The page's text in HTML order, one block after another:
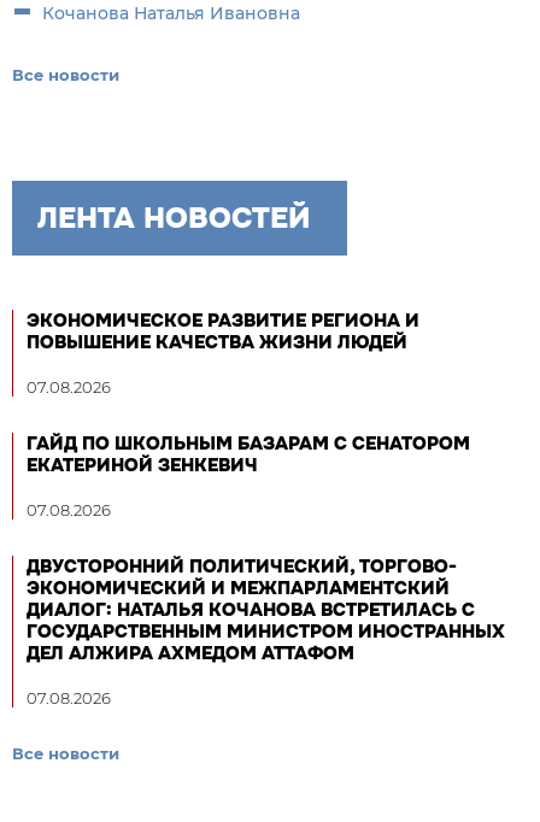
Кочанова Наталья Ивановна
Все новости
ЛЕНТА НОВОСТЕЙ
ЭКОНОМИЧЕСКОЕ РАЗВИТИЕ РЕГИОНА И
ПОВЫШЕНИЕ КАЧЕСТВА ЖИЗНИ ЛЮДЕЙ
07.08.2026
ГАЙД ПО ШКОЛЬНЫМ БАЗАРАМ С СЕНАТОРОМ
ЕКАТЕРИНОЙ ЗЕНКЕВИЧ
07.08.2026
ДВУСТОРОННИЙ ПОЛИТИЧЕСКИЙ, ТОРГОВО-
ЭКОНОМИЧЕСКИЙ И МЕЖПАРЛАМЕНТСКИЙ
ДИАЛОГ: НАТАЛЬЯ КОЧАНОВА ВСТРЕТИЛАСЬ С
ГОСУДАРСТВЕННЫМ МИНИСТРОМ ИНОСТРАННЫХ
ДЕЛ АЛЖИРА АХМЕДОМ АТТАФОМ
07.08.2026
Все новости